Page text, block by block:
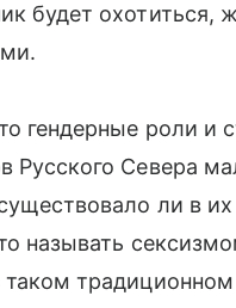
будет охотиться,
гендерные роли и
Русского Севера
ли в
называть